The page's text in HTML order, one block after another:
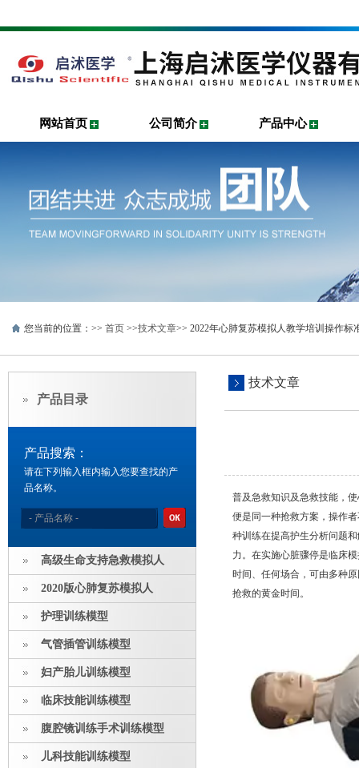
网站首页 公司简介 产品中心
您当前的位置：>> 首页 >>技术文章>> 2022年心肺复苏模拟人教学培训操作标
产品目录
产品搜索：
请在下列输入框内输入您要查找的产
品名称。
高级生命支持急救模拟人
2020版心肺复苏模拟人
护理训练模型
气管插管训练模型
妇产胎儿训练模型
临床技能训练模型
腹腔镜训练手术训练模型
儿科技能训练模型
技术文章
普及急救知识及急救技能，
便是同一种抢救方案，操作
种训练在提高护生分析问题
力。在实施心脏骤停是临床
时间、任何场合，可由多种
抢救的黄金时间。